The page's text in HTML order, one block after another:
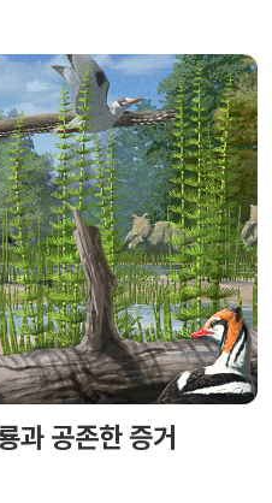
과 공존한 증거